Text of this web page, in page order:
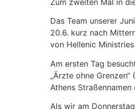
Das Team unserer
20.6. kurz nach
von Hellenic
Am ersten Tag
„Ärzte ohne
Athens
Als wir am